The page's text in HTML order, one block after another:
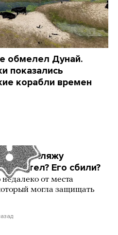
обмелел Дунай.
показались
корабли времен
по пляжу
летел? Его сбили?
от места
могла защищать